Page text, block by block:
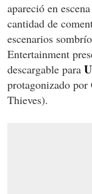
apareció en
cantidad de
escenarios
Entertainment
descargable para
protagonizado
Thieves).